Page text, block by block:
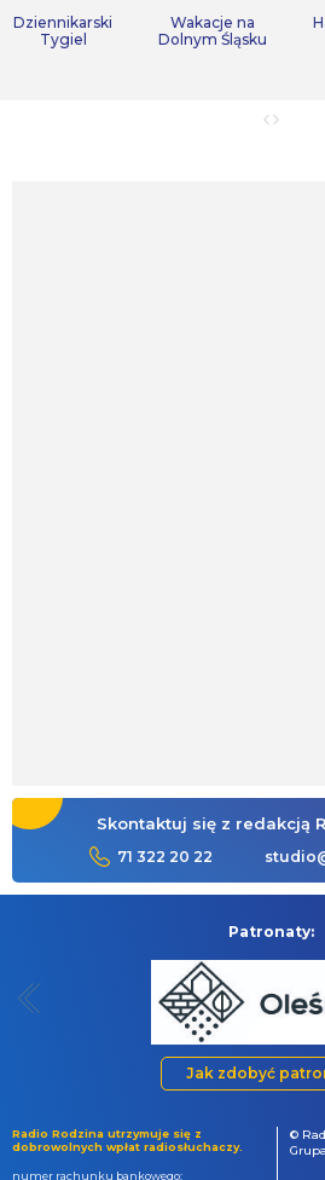
Dziennikarski
Tygiel
Wakacje na
Dolnym Śląsku
Skontaktuj się z redakcją
71 322 20 22
Patronaty:
Jak zdobyć
Radio Rodzina utrzymuje się z
dobrowolnych wpłat radiosłuchaczy.
numer rachunku bankowego:
©